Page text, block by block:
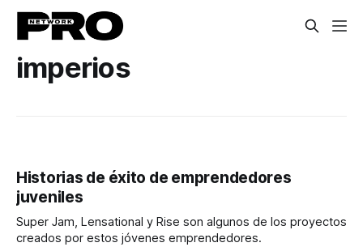
imperios
Historias de éxito de emprendedores
juveniles
Super Jam, Lensational y Rise son algunos de los proyectos
creados por estos jóvenes emprendedores.